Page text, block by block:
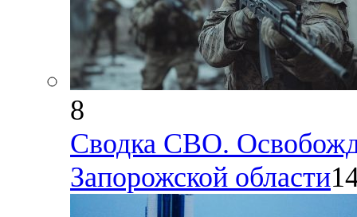
8
Сводка СВО.
Запорожской области